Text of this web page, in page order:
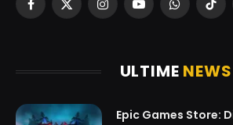
Facebook
X
InstagramYouTubeWhatsApp
ULTIME NEWS
Epic Games Store: